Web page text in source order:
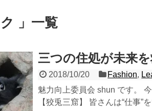
ク 」一覧
三つの住処が未来を
2018/10/20 Fashion,
魅力向上委員会 shun です。
【狡兎三窟】 皆さんは“仕事”